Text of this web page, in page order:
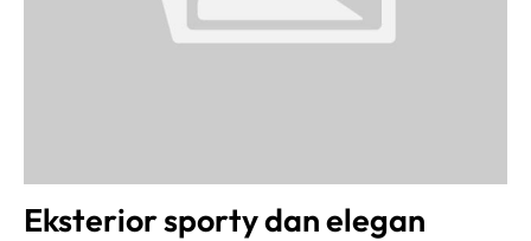
Eksterior sporty dan elegan